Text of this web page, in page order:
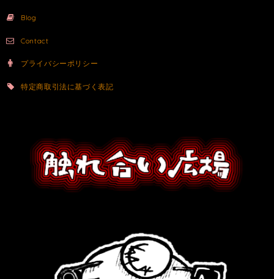
Blog
Contact
プライバシーポリシー
特定商取引法に基づく表記